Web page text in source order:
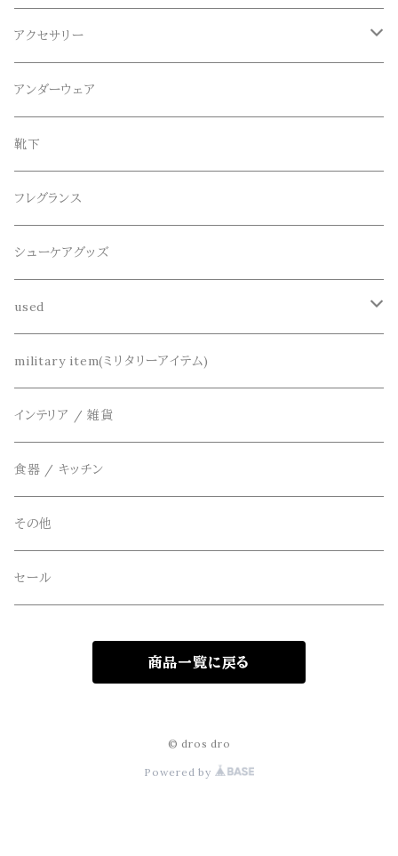
CameOne(ケイムワン)
CANDY DESIGN&WORKS(CDW)
collonil(コロニル)
CountyComm(カウンティーコム)
decka(デカ)
dros dro(ドロスドロ)
DETAIL(ディティール)
THE FLAVOR DESIGN(ザ フレーバーデザイン)
FOB FACTORY(エフオービーファクトリー)
Four Seasons Garage(FSG)
freewaters(フリーウォータース)
GLOMA NAUTICA(グローマノーティカ)
ロンT
シャツ
カーディガン
ロング
ショート
セットアップ
シューズ
シューズ
サンダル
帽子、マフラー、手袋
メガネ、サングラス
ベルト
腕時計
キーアクセサリー
財布、コインケース、マネークリップ
鞄
アクセサリー
リング
ブレスレット、バングル
ネックレス
アンダーウェア
靴下
フレグランス
シューケアグッズ
used
リメイク
アクセサリー
military item(ミリタリーアイテム)
インテリア / 雑貨
食器 / キッチン
その他
セール
商品一覧に戻る
© dros dro
Powered by